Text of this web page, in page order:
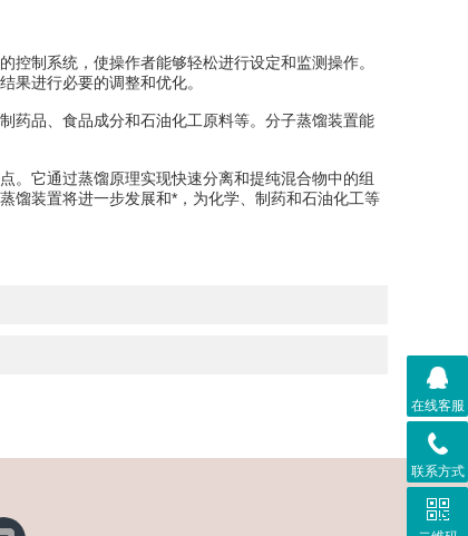
制系统，使操作者能够轻松进行设定和监测操作。
果进行必要的调整和优化。
品、食品成分和石油化工原料等。分子蒸馏装置能
它通过蒸馏原理实现快速分离和提纯混合物中的组
馏装置将进一步发展和*，为化学、制药和石油化工等
在线客服
联系方式